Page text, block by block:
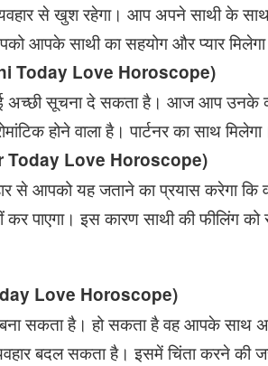
से खुश रहेगा। आप अपने साथी के
साथी का सहयोग और प्यार
Today Love Horoscope)
अच्छी सूचना दे सकता है। आज आप उनके
होने वाला है। पार्टनर का साथ
Today Love Horoscope)
से आपको यह जताने का प्रयास करेगा
कर पाएगा। इस कारण साथी की फीलिंग
Love Horoscope)
सकता है। हो सकता है वह आपके साथ
बदल सकता है। इसमें चिंता करने की